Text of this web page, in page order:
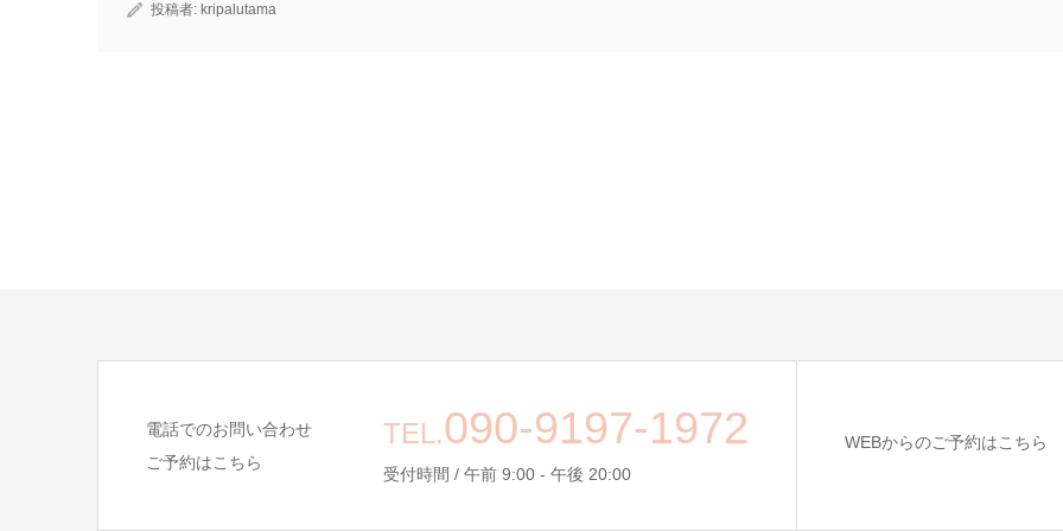
投稿者: kripalutama
電話でのお問い合わせ
ご予約はこちら
TEL.090-9197-1972
受付時間 / 午前 9:00 - 午後 20:00
WEBからのご予約はこちら